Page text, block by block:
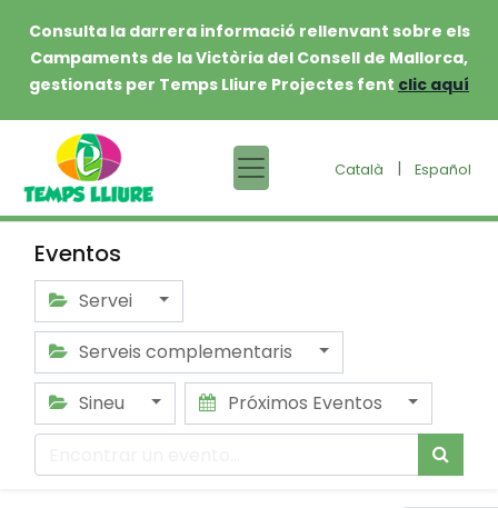
Consulta la darrera informació rellenvant sobre els
Campaments de la Victòria del Consell de Mallorca,
gestionats per Temps Lliure Projectes fent clic aquí
Català | Español
Eventos
Servei
Serveis complementaris
Sineu
Próximos Eventos